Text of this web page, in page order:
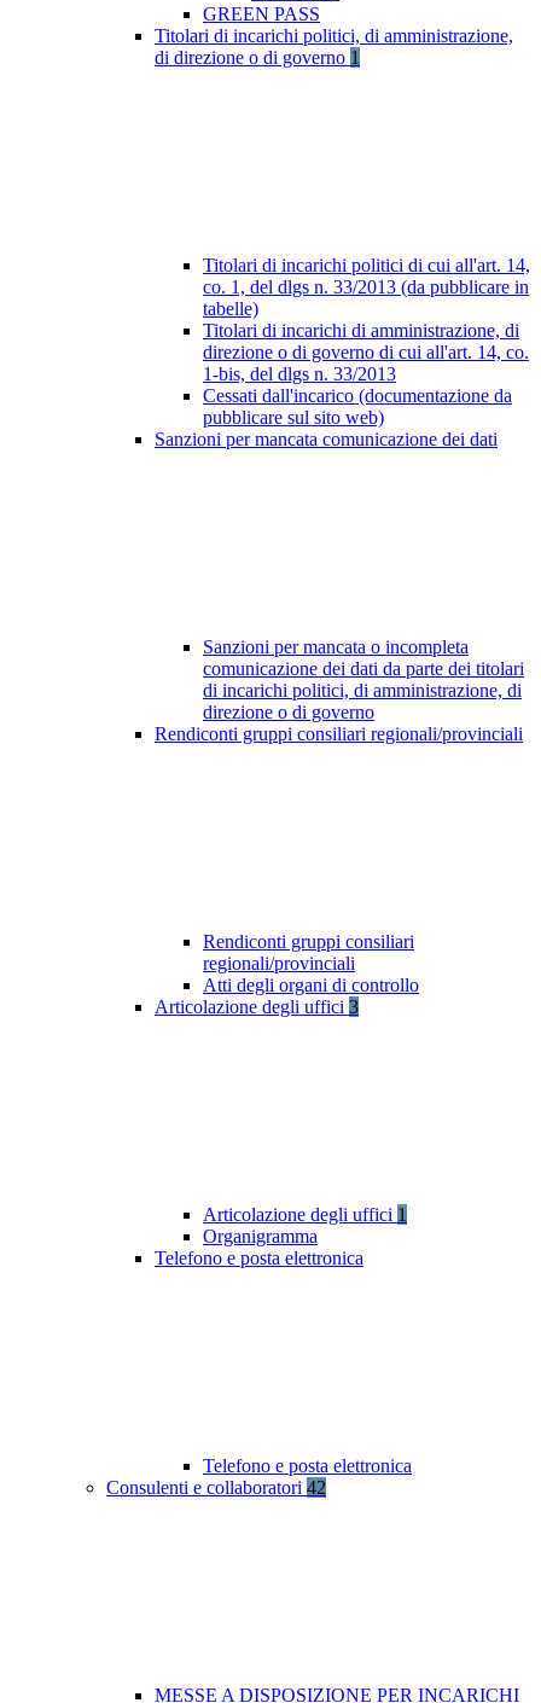
GREEN PASS
Titolari di incarichi politici, di amministrazione,
di direzione o di governo 1
Titolari di incarichi politici di cui all'art. 14,
co. 1, del dlgs n. 33/2013 (da pubblicare in
tabelle)
Titolari di incarichi di amministrazione, di
direzione o di governo di cui all'art. 14, co.
1-bis, del dlgs n. 33/2013
Cessati dall'incarico (documentazione da
pubblicare sul sito web)
Sanzioni per mancata comunicazione dei dati
Sanzioni per mancata o incompleta
comunicazione dei dati da parte dei titolari
di incarichi politici, di amministrazione, di
direzione o di governo
Rendiconti gruppi consiliari regionali/provinciali
Rendiconti gruppi consiliari
regionali/provinciali
Atti degli organi di controllo
Articolazione degli uffici 3
Articolazione degli uffici 1
Organigramma
Telefono e posta elettronica
Telefono e posta elettronica
Consulenti e collaboratori 42
MESSE A DISPOSIZIONE PER INCARICHI